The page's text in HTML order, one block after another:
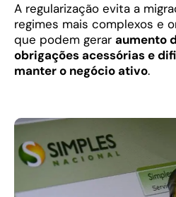
A regularização evita a
regimes mais complexos e
que podem gerar aumento
obrigações acessórias e
manter o negócio ativo.